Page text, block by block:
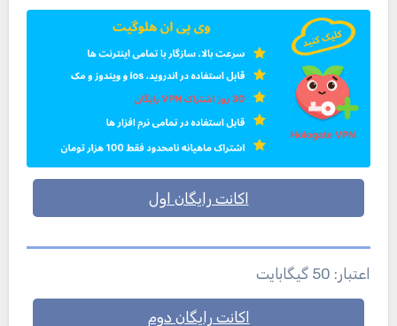
اکانت رایگان اول
اعتبار: 50 گیگابایت
اکانت رایگان دوم